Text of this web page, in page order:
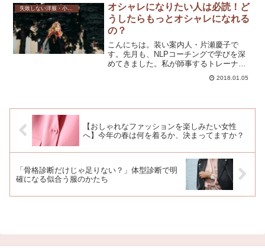
を買うかとか、どうやって仕事するか、
とかです。その中で、私が...
失敗しない洋服・小物選び
オシャレになりたい人は必読！ど
うしたらもっとオシャレになれる
の？
こんにちは。装い案内人・片瀬慶子で
す。先月も、NLPコーチングで学びを深
めてきました。私が師事するトレーナー
は、NLP創始者の一人であるジョン・グ
リンダー博士の来日NLPトレーニングに
2018.01.05
【おしゃれなファッションを楽しみたい女性
へ】今年の春は何を着るか、決まってますか？
「骨格診断だけじゃ足りない？」体型診断で明
確になる似合う服のかたち